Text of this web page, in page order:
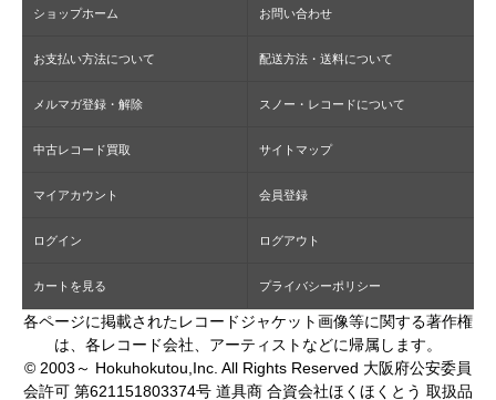
ショップホーム お問い合わせ
お支払い方法について 配送方法・送料について
メルマガ登録・解除 スノー・レコードについて
中古レコード買取 サイトマップ
マイアカウント 会員登録
ログイン ログアウト
カートを見る プライバシーポリシー
各ページに掲載されたレコードジャケット画像等に関する著作権
は、各レコード会社、アーティストなどに帰属します。
© 2003～ Hokuhokutou,Inc. All Rights Reserved 大阪府公安委員
会許可 第621151803374号 道具商 合資会社ほくほくとう 取扱品